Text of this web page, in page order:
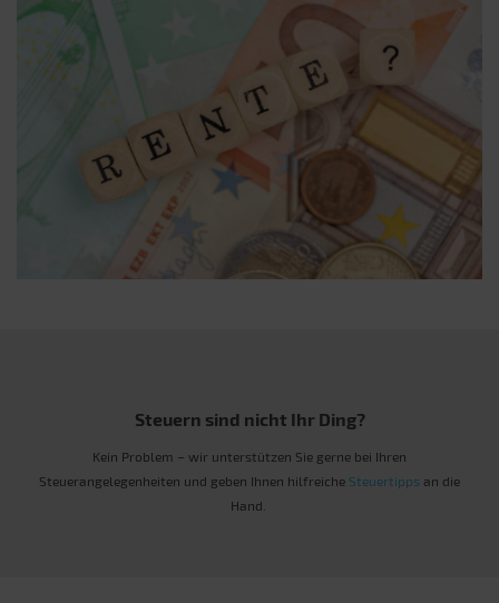
Steuern sind nicht Ihr Ding?
Kein Problem – wir unterstützen Sie gerne bei Ihren
Steuerangelegenheiten und geben Ihnen hilfreiche Steuertipps an die
Hand.